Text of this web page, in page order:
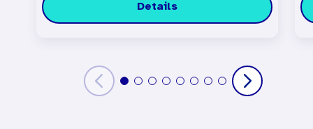
Details